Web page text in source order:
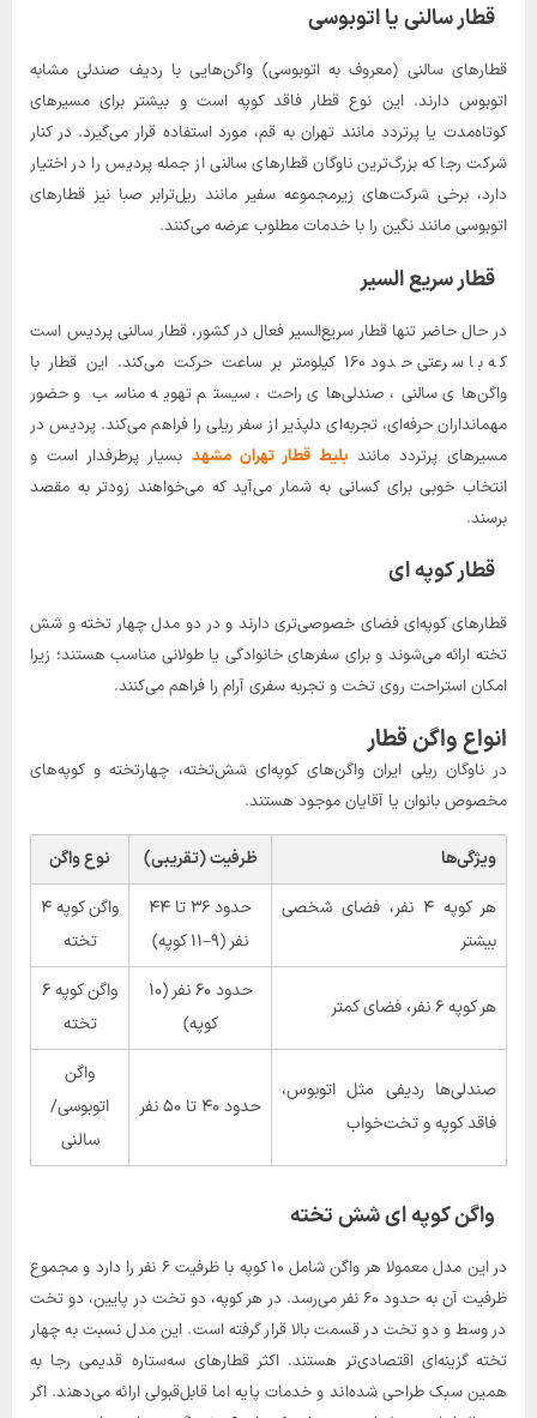
قطار سالنی یا اتوبوسی
قطارهای سالنی (معروف به اتوبوسی) واگن‌هایی با ردیف صندلی مشابه
اتوبوس دارند. این نوع قطار فاقد کوپه است و بیشتر برای مسیرهای
کوتاه‌مدت یا پرتردد مانند تهران به قم، مورد استفاده قرار می‌گیرد. در کنار
شرکت رجا که بزرگ‌ترین ناوگان قطارهای سالنی از جمله پردیس را در اختیار
دارد، برخی شرکت‌های زیرمجموعه سفیر مانند ریل‌ترابر صبا نیز قطارهای
اتوبوسی مانند نگین را با خدمات مطلوب عرضه می‌کنند.
قطار سریع السیر
در حال حاضر تنها قطار سریع‌السیر فعال در کشور، قطار سالنی پردیس است
که با سرعتی حدود ۱۶۰ کیلومتر بر ساعت حرکت می‌کند. این قطار با
واگن‌های سالنی، صندلی‌های راحت، سیستم تهویه مناسب و حضور
مهمانداران حرفه‌ای، تجربه‌ای دلپذیر از سفر ریلی را فراهم می‌کند. پردیس در
مسیرهای پرتردد مانند بلیط قطار تهران مشهد بسیار پرطرفدار است و
انتخاب خوبی برای کسانی به شمار می‌آید که می‌خواهند زودتر به مقصد
برسند.
قطار کوپه ای
قطارهای کوپه‌ای فضای خصوصی‌تری دارند و در دو مدل چهار تخته و شش
تخته ارائه می‌شوند و برای سفرهای خانوادگی یا طولانی مناسب هستند؛ زیرا
امکان استراحت روی تخت و تجربه سفری آرام را فراهم می‌کنند.
انواع واگن قطار
در ناوگان ریلی ایران واگن‌های کوپه‌ای شش‌تخته، چهار‌تخته و کوپه‌های
مخصوص بانوان یا آقایان موجود هستند.
ویژگی‌ها ظرفیت (تقریبی)
نوع واگن
هر کوپه ۴ نفر، فضای شخصی
بیشتر
حدود ۳۶ تا ۴۴
نفر (۹–۱۱ کوپه)
واگن کوپه ۴
تخته
هر کوپه ۶ نفر، فضای کمتر
حدود ۶۰ نفر (۱۰
کوپه)
واگن کوپه ۶
تخته
صندلی‌ها ردیفی مثل اتوبوس،
فاقد کوپه و تخت‌خواب
حدود ۴۰ تا ۵۰ نفر
واگن
اتوبوسی/
سالنی
واگن کوپه ای شش تخته
در این مدل معمولا هر واگن شامل ۱۰ کوپه با ظرفیت ۶ نفر را دارد و مجموع
ظرفیت آن به حدود ۶۰ نفر می‌رسد. در هر کوپه، دو تخت در پایین، دو تخت
در وسط و دو تخت در قسمت بالا قرار گرفته است. این مدل نسبت به چهار
تخته گزینه‌ای اقتصادی‌تر هستند. اکثر قطارهای سه‌ستاره قدیمی رجا به
همین سبک طراحی شده‌اند و خدمات پایه اما قابل‌قبولی ارائه می‌دهند. اگر